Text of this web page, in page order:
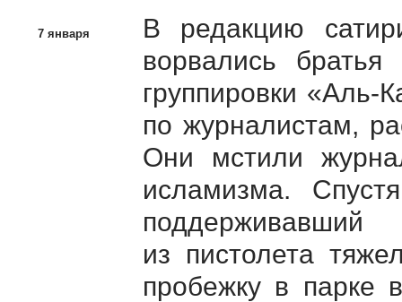
7 января
В редакцию
ворвались
группировки «Аль-
по журналистам,
Они мстили
исламизма.
из пистолета
пробежку в парке